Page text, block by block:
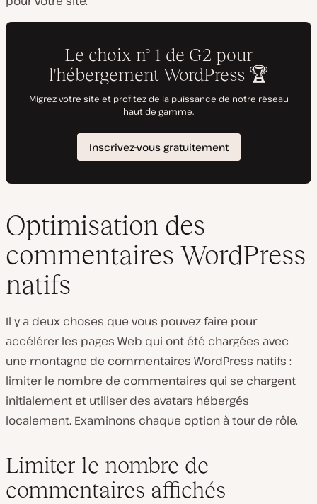
Optimisation des
commentaires WordPress
natifs
Il y a deux choses que vous pouvez faire pour
accélérer les pages Web qui ont été chargées avec
une montagne de commentaires WordPress natifs :
limiter le nombre de commentaires qui se chargent
initialement et utiliser des avatars hébergés
localement. Examinons chaque option à tour de rôle.
Limiter le nombre de
commentaires affichés